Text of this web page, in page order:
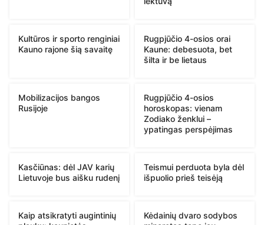
Kultūros ir sporto renginiai
Kauno rajone šią savaitę
Rugpjūčio 4-osios orai
Kaune: debesuota, bet
šilta ir be lietaus
Mobilizacijos bangos
Rusijoje
Rugpjūčio 4-osios
horoskopas: vienam
Zodiako ženklui –
ypatingas perspėjimas
Kasčiūnas: dėl JAV karių
Lietuvoje bus aišku rudenį
Teismui perduota byla dėl
išpuolio prieš teisėją
Kaip atsikratyti augintinių
Kėdainių dvaro sodybos